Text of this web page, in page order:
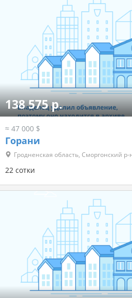
138 575 р.
≈ 47 000 $
Горани
Гродненская область, Сморгонский р-
22 сотки